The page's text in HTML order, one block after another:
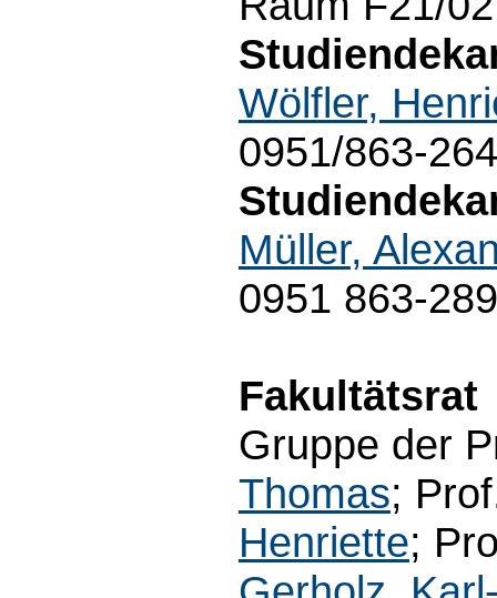
Wölfler,
0951/863-
Müller,
0951 863-
Fakultätsrat
Gruppe der
Thomas;
Henriette;